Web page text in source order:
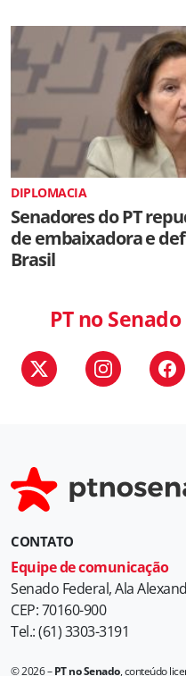
DIPLOMACIA
Senadores do PT
de embaixadora e
Brasil
PT no Senado
CONTATO
Equipe de comunicação
Senado Federal, Ala
CEP: 70160-900
Tel.: (61) 3303-3191
© 2026 –PT no Senado, conteúdo